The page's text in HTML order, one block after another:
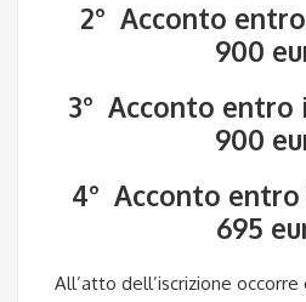
2° Acconto
900
3° Acconto entro
900
4° Acconto
695
All’atto dell’iscrizione